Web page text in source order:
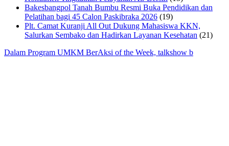
Bakesbangpol Tanah Bumbu Resmi Buka Pendidikan dan
Pelatihan bagi 45 Calon Paskibraka 2026 (19)
Plt. Camat Kuranji All Out Dukung Mahasiswa KKN,
Salurkan Sembako dan Hadirkan Layanan Kesehatan (21)
Dalam Program UMKM BerAksi of the Week, talkshow b